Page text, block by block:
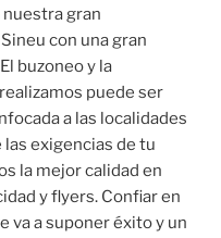
nuestra gran
con una gran
buzoneo y la
puede ser
a las localidades
exigencias de tu
la mejor calidad en
y flyers. Confiar en
va a suponer éxito y un